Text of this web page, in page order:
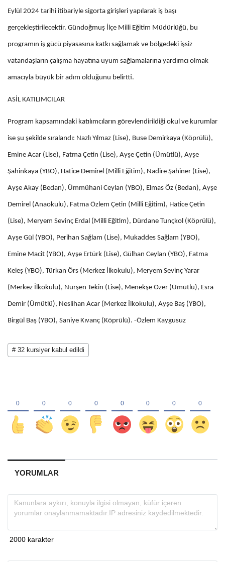
Eylül 2024 tarihi itibariyle sigorta girişleri yapılarak iş başı
gerçekleştirilecektir. Gündoğmuş İlçe Milli Eğitim Müdürlüğü, bu
programın iş gücü piyasasına katkı sağlamak ve bölgedeki işsiz
vatandaşların çalışma hayatına uyum sağlamalarına yardımcı olmak
amacıyla büyük bir adım olduğunu belirtti.
ASİL KATILIMCILAR
Program kapsamındaki katılımcıların görevlendirildiği okul ve kurumlar
ise şu şekilde sıralandı: Nazlı Yılmaz (Lise), Buse Demirkaya (Köprülü),
Emine Acar (Lise), Fatma Çetin (Lise), Ayşe Çetin (Ümütlü), Ayşe
Şahinkaya (YBO), Hatice Demirel (Milli Eğitim), Nadire Şahiner (Lise),
Ayşe Akay (Bedan), Ümmühani Ceylan (YBO), Elmas Öz (Bedan), Ayşe
Demirel (Anaokulu), Fatma Özlem Çetin (Milli Eğitim), Hatice Çetin
(Lise), Meryem Sevinç Erdal (Milli Eğitim), Dürdane Tunçkol (Köprülü),
Ayşe Gül (YBO), Perihan Sağlam (Lise), Mukaddes Sağlam (YBO),
Emine Macit (YBO), Ayşe Ertürk (Lise), Gülhan Ceylan (YBO), Fatma
Keleş (YBO), Türkan Örs (Merkez İlkokulu), Meryem Sevinç Yarar
(Merkez İlkokulu), Nurşen Tekin (Lise), Menekşe Özer (Ümütlü), Esra
Demir (Ümütlü), Neslihan Acar (Merkez İlkokulu), Ayşe Baş (YBO),
Birgül Baş (YBO), Saniye Kıvanç (Köprülü). -Özlem Kaygusuz
# 32 kursiyer kabul edildi
YORUMLAR